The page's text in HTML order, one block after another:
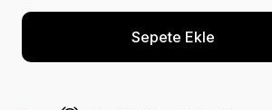
Sepete Ekle